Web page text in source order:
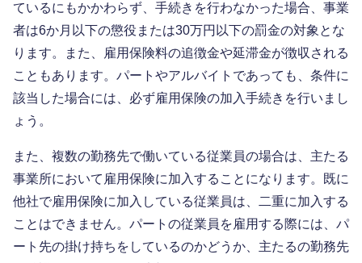
ているにもかかわらず、手続きを行わなかった場合、事業
者は6か月以下の懲役または30万円以下の罰金の対象とな
ります。また、雇用保険料の追徴金や延滞金が徴収される
こともあります。パートやアルバイトであっても、条件に
該当した場合には、必ず雇用保険の加入手続きを行いまし
ょう。
また、複数の勤務先で働いている従業員の場合は、主たる
事業所において雇用保険に加入することになります。既に
他社で雇用保険に加入している従業員は、二重に加入する
ことはできません。パートの従業員を雇用する際には、パ
ート先の掛け持ちをしているのかどうか、主たるの勤務先